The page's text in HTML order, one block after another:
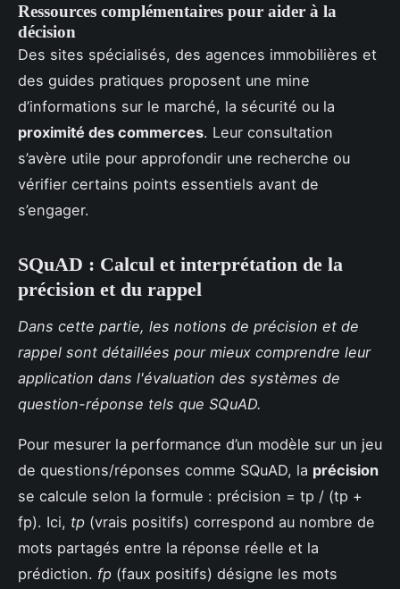
Ressources complémentaires pour aider à la
décision
Des sites spécialisés, des agences immobilières et
des guides pratiques proposent une mine
d’informations sur le marché, la sécurité ou la
proximité des commerces. Leur consultation
s’avère utile pour approfondir une recherche ou
vérifier certains points essentiels avant de
s’engager.
SQuAD : Calcul et interprétation de la
précision et du rappel
Dans cette partie, les notions de précision et de
rappel sont détaillées pour mieux comprendre leur
application dans l'évaluation des systèmes de
question-réponse tels que SQuAD.
Pour mesurer la performance d’un modèle sur un jeu
de questions/réponses comme SQuAD, la précision
se calcule selon la formule : précision = tp / (tp +
fp). Ici, tp (vrais positifs) correspond au nombre de
mots partagés entre la réponse réelle et la
prédiction. fp (faux positifs) désigne les mots